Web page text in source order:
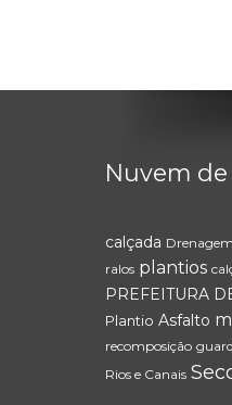
Nuvem de
calçada Drenagem
ralos plantios
PREFEITURA
Plantio Asfalto
recomposição
Rios e Canais